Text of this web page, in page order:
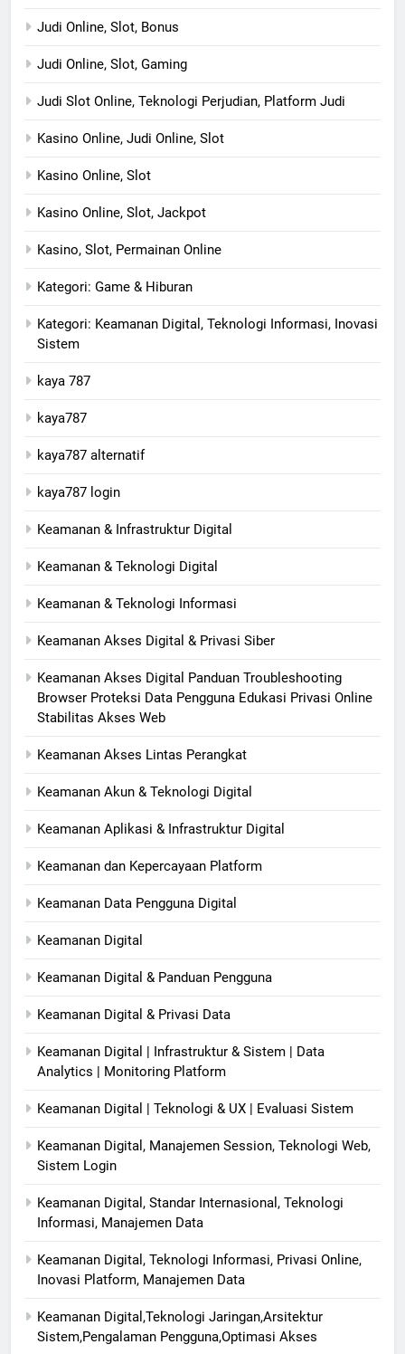
Judi Online, Slot, Bonus
Judi Online, Slot, Gaming
Judi Slot Online, Teknologi Perjudian, Platform Judi
Kasino Online, Judi Online, Slot
Kasino Online, Slot
Kasino Online, Slot, Jackpot
Kasino, Slot, Permainan Online
Kategori: Game & Hiburan
Kategori: Keamanan Digital, Teknologi Informasi, Inovasi
Sistem
kaya 787
kaya787
kaya787 alternatif
kaya787 login
Keamanan & Infrastruktur Digital
Keamanan & Teknologi Digital
Keamanan & Teknologi Informasi
Keamanan Akses Digital & Privasi Siber
Keamanan Akses Digital Panduan Troubleshooting
Browser Proteksi Data Pengguna Edukasi Privasi Online
Stabilitas Akses Web
Keamanan Akses Lintas Perangkat
Keamanan Akun & Teknologi Digital
Keamanan Aplikasi & Infrastruktur Digital
Keamanan dan Kepercayaan Platform
Keamanan Data Pengguna Digital
Keamanan Digital
Keamanan Digital & Panduan Pengguna
Keamanan Digital & Privasi Data
Keamanan Digital | Infrastruktur & Sistem | Data
Analytics | Monitoring Platform
Keamanan Digital | Teknologi & UX | Evaluasi Sistem
Keamanan Digital, Manajemen Session, Teknologi Web,
Sistem Login
Keamanan Digital, Standar Internasional, Teknologi
Informasi, Manajemen Data
Keamanan Digital, Teknologi Informasi, Privasi Online,
Inovasi Platform, Manajemen Data
Keamanan Digital,Teknologi Jaringan,Arsitektur
Sistem,Pengalaman Pengguna,Optimasi Akses